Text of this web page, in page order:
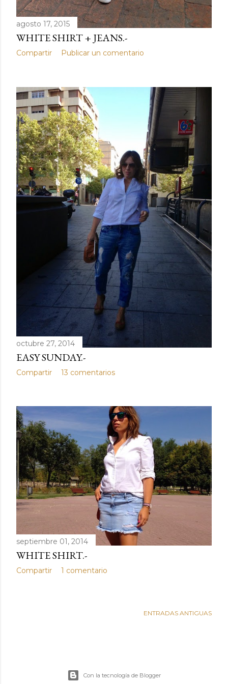
agosto 17, 2015
WHITE SHIRT + JEANS.-
Compartir Publicar un comentario
octubre 27, 2014
EASY SUNDAY.-
Compartir 13 comentarios
septiembre 01, 2014
WHITE SHIRT.-
Compartir 1 comentario
ENTRADAS ANTIGUAS
Con la tecnología de Blogger